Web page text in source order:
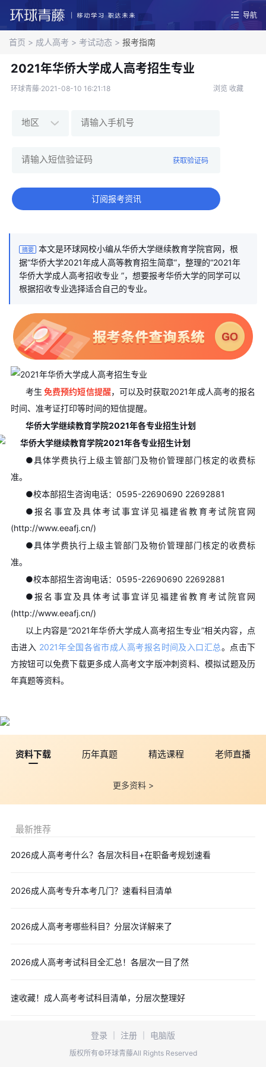
导航
首页 > 成人高考 > 考试动态 > 报考指南
2021年华侨大学成人高考招生专业
环球青藤·2021-08-10 16:21:18 浏览 收藏
获取验证码
订阅报考资讯
摘要
本文是环球网校小编从华侨大学继续教育学院官网，根
据“华侨大学2021年成人高等教育招生简章”，整理的“2021年
华侨大学成人高考招收专业 ”，想要报考华侨大学的同学可以
根据招收专业选择适合自己的专业。
考生 免费预约短信提醒，可以及时获取2021年成人高考的报名
时间、准考证打印等时间的短信提醒。
华侨大学继续教育学院2021年各专业招生计划
●具体学费执行上级主管部门及物价管理部门核定的收费标
准。
●校本部招生咨询电话：0595-22690690 22692881
●报名事宜及具体考试事宜详见福建省教育考试院官网
(http://www.eeafj.cn/)
●具体学费执行上级主管部门及物价管理部门核定的收费标
准。
●校本部招生咨询电话：0595-22690690 22692881
●报名事宜及具体考试事宜详见福建省教育考试院官网
(http://www.eeafj.cn/)
以上内容是“2021年华侨大学成人高考招生专业”相关内容，点
击进入 2021年全国各省市成人高考报名时间及入口汇总。点击下
方按钮可以免费下载更多成人高考文字版冲刺资料、模拟试题及历
年真题等资料。
资料下载 历年真题 精选课程 老师直播
更多资料 >
最新推荐
2026成人高考考什么？各层次科目+在职备考规划速看
2026成人高考专升本考几门？速看科目清单
2026成人高考考哪些科目？分层次详解来了
2026成人高考考试科目全汇总！各层次一目了然
速收藏！成人高考考试科目清单，分层次整理好
登录 注册 电脑版
版权所有©环球青藤All Rights Reserved